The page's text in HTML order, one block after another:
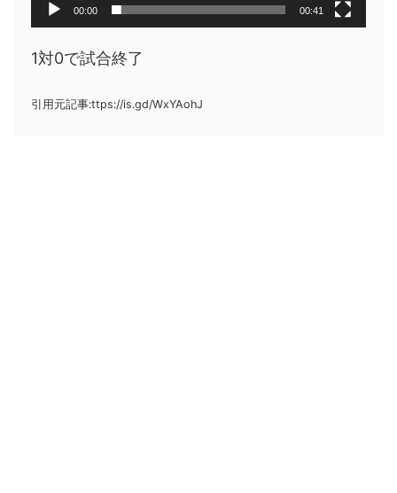
00:00 00:41
1対0で試合終了
引用元記事:ttps://is.gd/WxYAohJ